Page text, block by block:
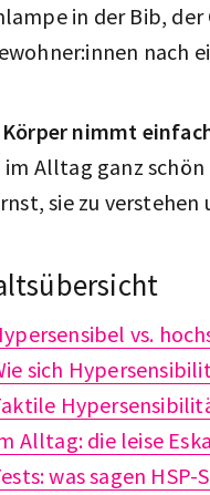
in der Bib, der
nach
Körper nimmt
im Alltag ganz
sie zu
vs.
sich
Alltag: die leise
was sagen